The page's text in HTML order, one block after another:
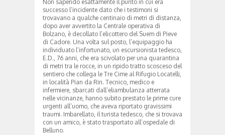
Non sapendo esattamente il punto in cui era
successo l’incidente dato che i testimoni si
trovavano a qualche centinaio di metri di distanza,
dopo aver avvertito la Centrale operativa di
Bolzano, è decollato l’elicottero del Suem di Pieve
di Cadore. Una volta sul posto, l’equipaggio ha
individuato l’infortunato, un escursionista tedesco,
E.D., 76 anni, che era scivolato per una quarantina
di metri tra le rocce, in un ripido tratto scosceso del
sentiero che collega le Tre Cime al Rifugio Locatelli,
in località Pian da Rin. Tecnico, medico e
infermiere, sbarcati dall’eliambulanza atterrata
nelle vicinanze, hanno subito prestato le prime cure
urgenti all’uomo, che aveva riportato gravissimi
traumi. Imbarellato, il turista tedesco, che si trovava
con un amico, è stato trasportato all’ospedale di
Belluno.